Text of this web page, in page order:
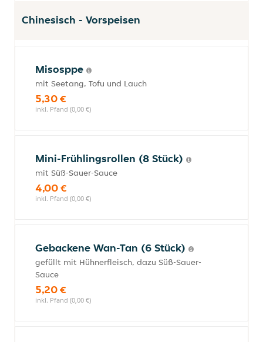
Chinesisch - Vorspeisen
Misosppe
mit Seetang, Tofu und Lauch
5,30 €
inkl. Pfand (0,00 €)
Mini-Frühlingsrollen (8 Stück)
mit Süß-Sauer-Sauce
4,00 €
inkl. Pfand (0,00 €)
Gebackene Wan-Tan (6 Stück)
gefüllt mit Hühnerfleisch, dazu Süß-Sauer-
Sauce
5,20 €
inkl. Pfand (0,00 €)